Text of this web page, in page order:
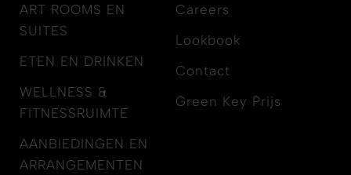
ART ROOMS EN
SUITES
ETEN EN DRINKEN
WELLNESS &
FITNESSRUIMTE
AANBIEDINGEN EN
ARRANGEMENTEN
Careers
Lookbook
Contact
Green Key Prijs